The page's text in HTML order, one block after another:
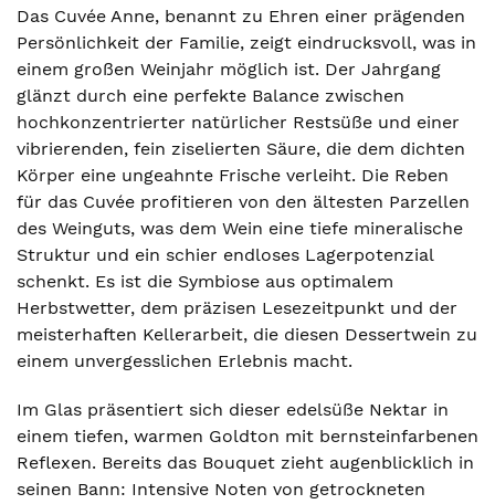
Das Cuvée Anne, benannt zu Ehren einer prägenden
Persönlichkeit der Familie, zeigt eindrucksvoll, was in
einem großen Weinjahr möglich ist. Der Jahrgang
glänzt durch eine perfekte Balance zwischen
hochkonzentrierter natürlicher Restsüße und einer
vibrierenden, fein ziselierten Säure, die dem dichten
Körper eine ungeahnte Frische verleiht. Die Reben
für das Cuvée profitieren von den ältesten Parzellen
des Weinguts, was dem Wein eine tiefe mineralische
Struktur und ein schier endloses Lagerpotenzial
schenkt. Es ist die Symbiose aus optimalem
Herbstwetter, dem präzisen Lesezeitpunkt und der
meisterhaften Kellerarbeit, die diesen Dessertwein zu
einem unvergesslichen Erlebnis macht.
Im Glas präsentiert sich dieser edelsüße Nektar in
einem tiefen, warmen Goldton mit bernsteinfarbenen
Reflexen. Bereits das Bouquet zieht augenblicklich in
seinen Bann: Intensive Noten von getrockneten